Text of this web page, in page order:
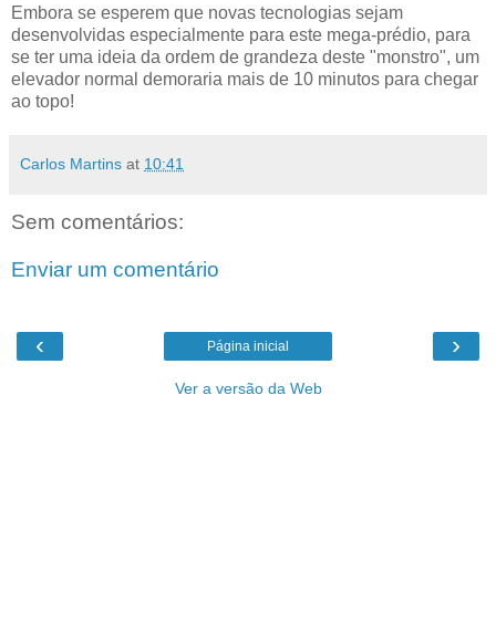
Embora se esperem que novas tecnologias sejam
desenvolvidas especialmente para este mega-prédio, para
se ter uma ideia da ordem de grandeza deste "monstro", um
elevador normal demoraria mais de 10 minutos para chegar
ao topo!
Carlos Martins at 10:41
Sem comentários:
Enviar um comentário
‹ ›
Página inicial
Ver a versão da Web